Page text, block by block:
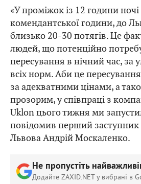
«У проміжок із 12 години ночі
комендантської години, до
близько 20-30 потягів. Це
людей, що потенційно
пересування в нічний час,
всіх норм. Аби це
за адекватними цінами, а
прозорим, у співпраці з
Uklon цього тижня ми
повідомив перший заступник
Львова Андрій Москаленко.
Не пропустіть
Додайте ZAXID.NET у вибрані в